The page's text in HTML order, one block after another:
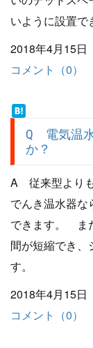
いように設置で
2018年4月15
コメント（0）
Q 電気温
か？
A 従来型より
でんき温水器
できます。 ま
間が短縮でき、
す。
2018年4月15
コメント（0）